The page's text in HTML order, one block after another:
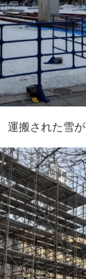
搬された雪